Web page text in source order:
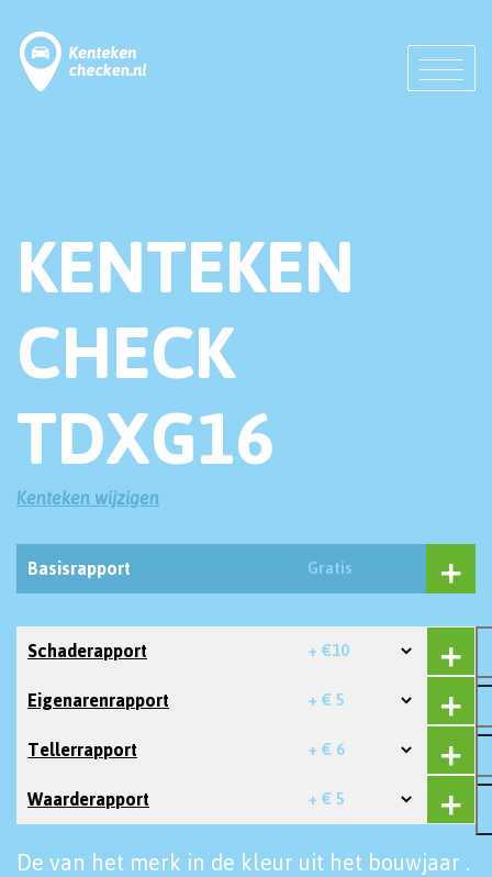
KENTEKEN
CHECK
TDXG16
Kenteken wijzigen
Basisrapport Gratis
Schaderapport + €10
Eigenarenrapport + € 5
Tellerrapport + € 6
Waarderapport + € 5
De van het merk in de kleur uit het bouwjaar .